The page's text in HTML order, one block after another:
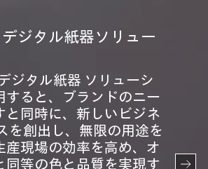
デジタル紙器ソリュー
ジタル紙器 ソリューシ
すると、ブランドのニー
と同時に、新しいビジネ
を創出し、無限の用途を
産現場の効率を高め、オ
同等の色と品質を実現す